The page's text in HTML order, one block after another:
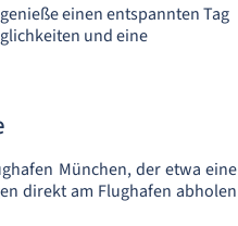
einen entspannten Tag
und eine
München, der etwa eine
direkt am Flughafen abholen